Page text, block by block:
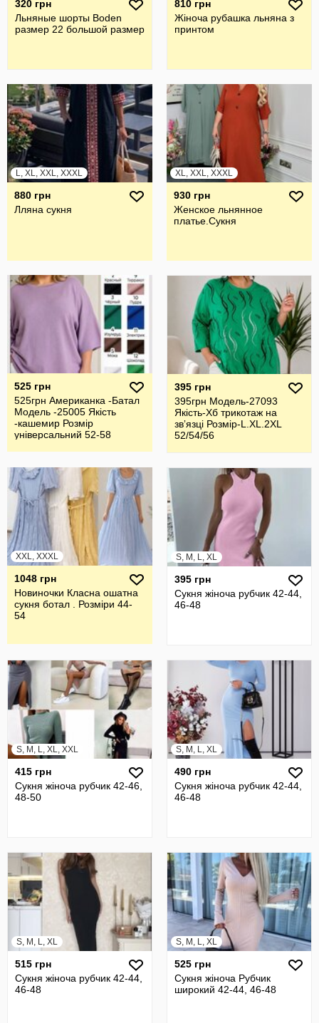
320 грн
Льняные шорты Boden
размер 22 большой размер
810 грн
Жiноча рубашка льняна з
принтом
L, XL, XXL, XXXL
880 грн
Лляна сукня
XL, XXL, XXXL
930 грн
Женское льнянное
платье.Сукня
525 грн
525грн Американка -Батал
Модель -25005 Якість
-кашемир Розмір
універсальний 52-58
395 грн
395грн Модель-27093
Якість-Хб трикотаж на
звʼязці Розмір-L.XL.2XL
52/54/56
XXL, XXXL
1048 грн
Новиночки Класна ошатна
сукня ботал . Розміри 44-
54
S, M, L, XL
395 грн
Сукня жіноча рубчик 42-44,
46-48
S, M, L, XL, XXL
415 грн
Сукня жіноча рубчик 42-46,
48-50
S, M, L, XL
490 грн
Сукня жіноча рубчик 42-44,
46-48
S, M, L, XL
515 грн
Сукня жіноча рубчик 42-44,
46-48
S, M, L, XL
525 грн
Сукня жіноча Рубчик
широкий 42-44, 46-48